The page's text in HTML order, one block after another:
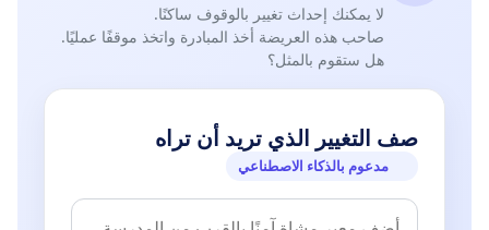
لا يمكنك إحداث تغيير بالوقوف ساكنًا.
صاحب هذه العريضة أخذ المبادرة واتخذ موقفًا عمليًا.
هل ستقوم بالمثل؟
صف التغيير الذي تريد أن تراه
مدعوم بالذكاء الاصطناعي